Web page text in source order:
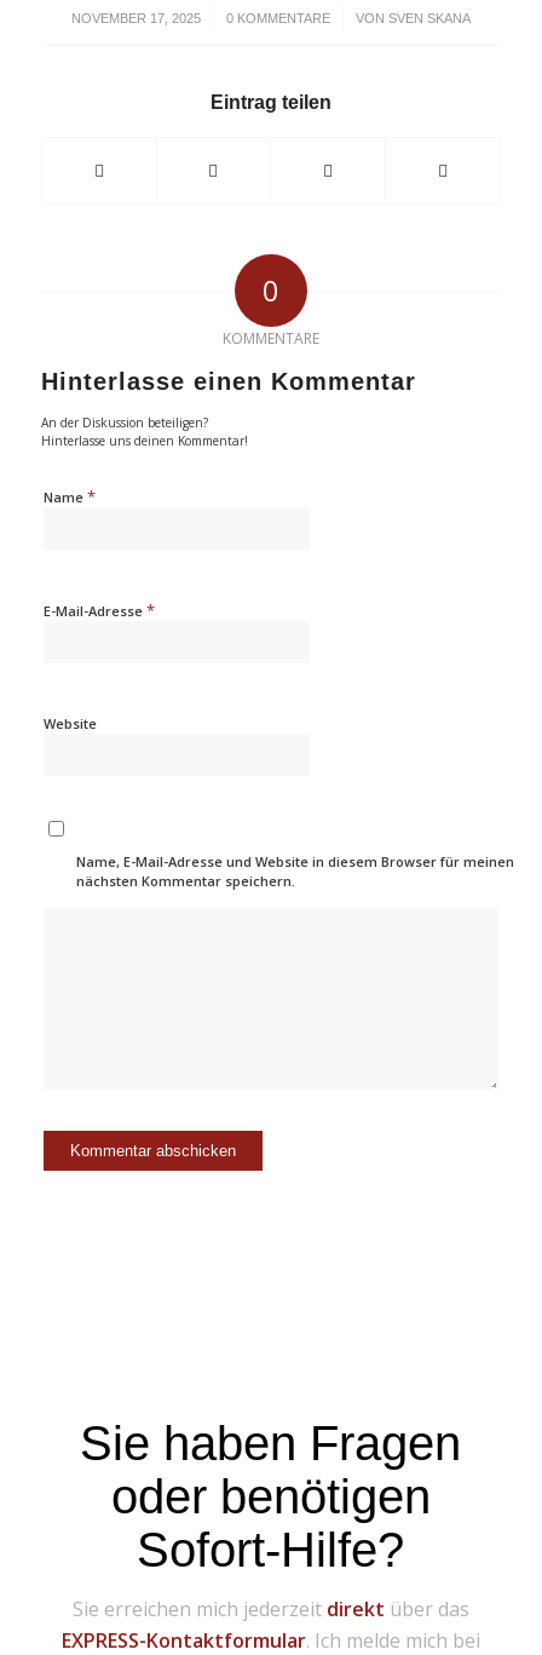
NOVEMBER 17, 2025
/ 0 KOMMENTARE
/ VON SVEN SKANA
Eintrag teilen
0
KOMMENTARE
Hinterlasse einen Kommentar
An der Diskussion beteiligen?
Hinterlasse uns deinen Kommentar!
Name *
E-Mail-Adresse *
Website
Name, E-Mail-Adresse und Website in diesem Browser für meinen
nächsten Kommentar speichern.
Sie haben Fragen
oder benötigen
Sofort-Hilfe?
Sie erreichen mich jederzeit direkt über das
EXPRESS-Kontaktformular. Ich melde mich bei